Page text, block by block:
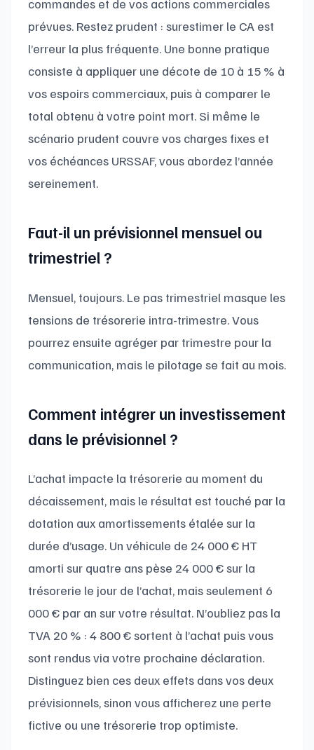
commandes et de vos actions commerciales
prévues. Restez prudent : surestimer le CA est
l’erreur la plus fréquente. Une bonne pratique
consiste à appliquer une décote de 10 à 15 % à
vos espoirs commerciaux, puis à comparer le
total obtenu à votre point mort. Si même le
scénario prudent couvre vos charges fixes et
vos échéances URSSAF, vous abordez l’année
sereinement.
Faut-il un prévisionnel mensuel ou
trimestriel ?
Mensuel, toujours. Le pas trimestriel masque les
tensions de trésorerie intra-trimestre. Vous
pourrez ensuite agréger par trimestre pour la
communication, mais le pilotage se fait au mois.
Comment intégrer un investissement
dans le prévisionnel ?
L’achat impacte la trésorerie au moment du
décaissement, mais le résultat est touché par la
dotation aux amortissements étalée sur la
durée d’usage. Un véhicule de 24 000 € HT
amorti sur quatre ans pèse 24 000 € sur la
trésorerie le jour de l’achat, mais seulement 6
000 € par an sur votre résultat. N’oubliez pas la
TVA 20 % : 4 800 € sortent à l’achat puis vous
sont rendus via votre prochaine déclaration.
Distinguez bien ces deux effets dans vos deux
prévisionnels, sinon vous afficherez une perte
fictive ou une trésorerie trop optimiste.